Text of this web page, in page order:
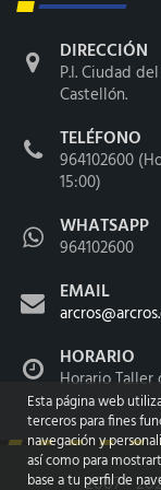
DIRECCIÓN
P.I. Ciudad
Castellón.
TELÉFONO
964102600
15:00)
WHATSAPP
964102600
EMAIL
HORARIO
Horario Taller
Esta página web
terceros para fines
navegación y
así como para
base a tu perfil de